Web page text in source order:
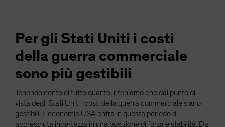
Per gli Stati Uniti i costi
della guerra commerciale
sono più gestibili
Tenendo conto di tutto quanto, riteniamo che dal punto di
vista degli Stati Uniti i costi della guerra commerciale siano
gestibili. L'economia USA entra in questo periodo di
accresciuta incertezza in una posizione di forza e stabilità. Da